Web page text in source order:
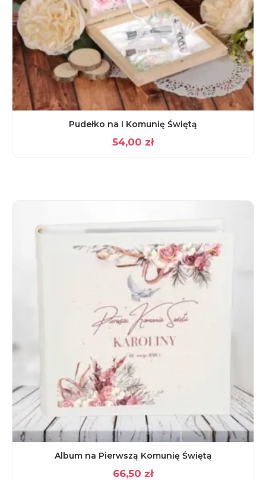
Pudełko na I Komunię Świętą
54,00 zł
Album na Pierwszą Komunię Świętą
66,50 zł